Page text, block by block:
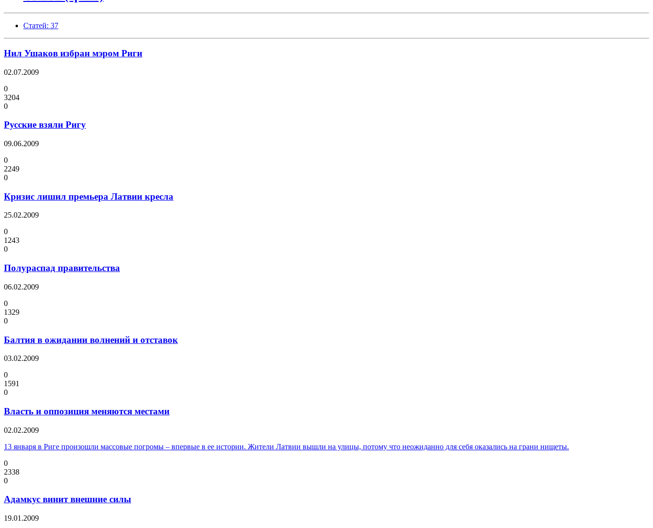
Статей: 37
Нил Ушаков избран мэром Риги
02.07.2009
0
3204
0
Русские взяли Ригу
09.06.2009
0
2249
0
Кризис лишил премьера Латвии кресла
25.02.2009
0
1243
0
Полураспад правительства
06.02.2009
0
1329
0
Балтия в ожидании волнений и отставок
03.02.2009
0
1591
0
Власть и оппозиция меняются местами
02.02.2009
13 января в Риге произошли массовые погромы – впервые в ее истории. Жители Латвии вышли на улицы, потому что неожиданно для себя оказались на грани нищеты.
0
2338
0
Адамкус винит внешние силы
19.01.2009